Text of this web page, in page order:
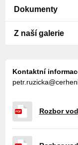
Dokumenty
Z naší galerie
Kontaktní
PDF Rozbor